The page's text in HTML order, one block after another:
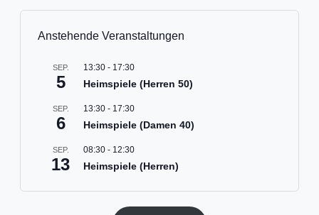
Anstehende Veranstaltungen
SEP.
5
13:30 - 17:30
Heimspiele (Herren 50)
SEP.
6
13:30 - 17:30
Heimspiele (Damen 40)
SEP.
13
08:30 - 12:30
Heimspiele (Herren)